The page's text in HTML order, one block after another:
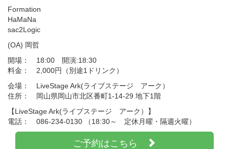
Formation
HaMaNa
sac2Logic
(OA) 岡哲
開場： 18:00 開演:18:30
料金： 2,000円（別途1ドリンク）
会場： LiveStage Ark(ライブステージ アーク）
住所： 岡山県岡山市北区番町1-14-29 地下1階
【LiveStage Ark(ライブステージ アーク）】
電話： 086-234-0130 （18:30～ 定休月曜・隔週火曜）
ご予約はこちら